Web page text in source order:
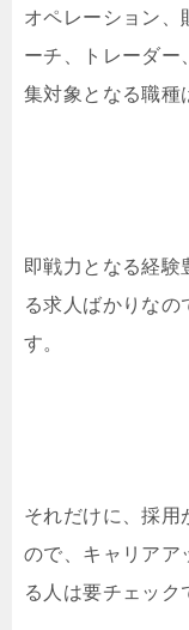
オペレーション、
ーチ、トレーダー
集対象となる職種
即戦力となる経験
る求人ばかりな
す。
それだけに、採用
ので、キャリアア
る人は要チェック